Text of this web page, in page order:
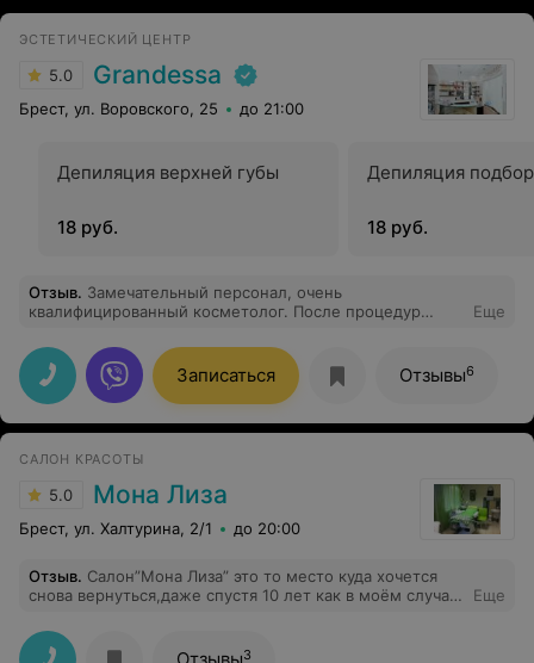
ЭСТЕТИЧЕСКИЙ ЦЕНТР
5.0 Grandessa
Брест, ул. Воровского, 25 до 21:00
Депиляция верхней губы
18 руб.
Депиляция
18 руб.
Отзыв. Замечательный персонал, очень
квалифицированный косметолог. После процедур
Еще
Записаться Отзывы6
САЛОН КРАСОТЫ
5.0 Мона Лиза
Брест, ул. Халтурина, 2/1 до 20:00
Отзыв. Салон”Мона Лиза” это то место куда хочется
снова вернуться,даже спустя 10 лет как в моём случае
большой буквы,очень качественно и красиво всё
сделала!Я в восторге!!!
Еще
3